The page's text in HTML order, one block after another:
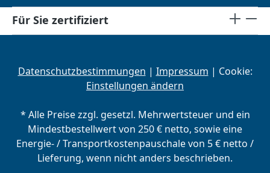
Für Sie zertifiziert
Datenschutzbestimmungen | Impressum | Cookie:
Einstellungen ändern
* Alle Preise zzgl. gesetzl. Mehrwertsteuer und ein
Mindestbestellwert von 250 € netto, sowie eine
Energie- / Transportkostenpauschale von 5 € netto /
Lieferung, wenn nicht anders beschrieben.